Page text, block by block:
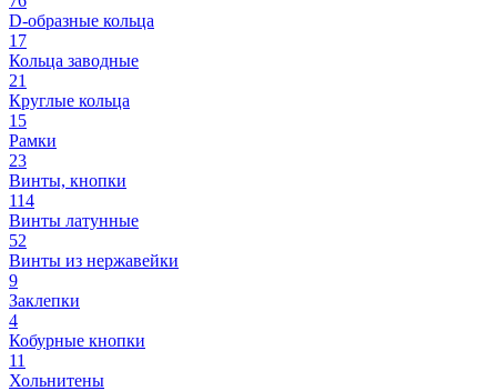
D-образные кольца
17
Кольца заводные
21
Круглые кольца
15
Рамки
23
Винты, кнопки
114
Винты латунные
52
Винты из нержавейки
9
Заклепки
4
Кобурные кнопки
11
Хольнитены